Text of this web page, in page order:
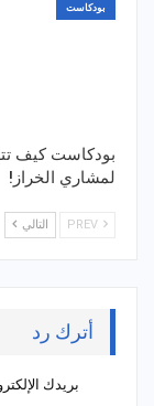
بودكاست
بودكاست كيف
لمشاري الخراز!
التالي
أترك رد
بريدك